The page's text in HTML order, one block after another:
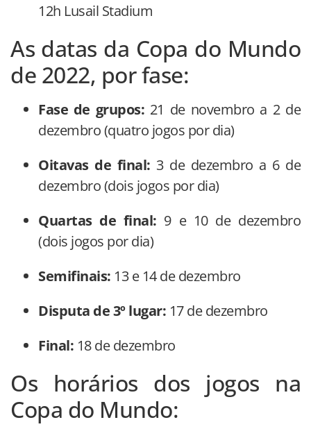
12h Lusail Stadium
As datas da Copa do Mundo
de 2022, por fase:
Fase de grupos: 21 de novembro a 2 de
dezembro (quatro jogos por dia)
Oitavas de final: 3 de dezembro a 6 de
dezembro (dois jogos por dia)
Quartas de final: 9 e 10 de dezembro
(dois jogos por dia)
Semifinais: 13 e 14 de dezembro
Disputa de 3º lugar: 17 de dezembro
Final: 18 de dezembro
Os horários dos jogos na
Copa do Mundo: